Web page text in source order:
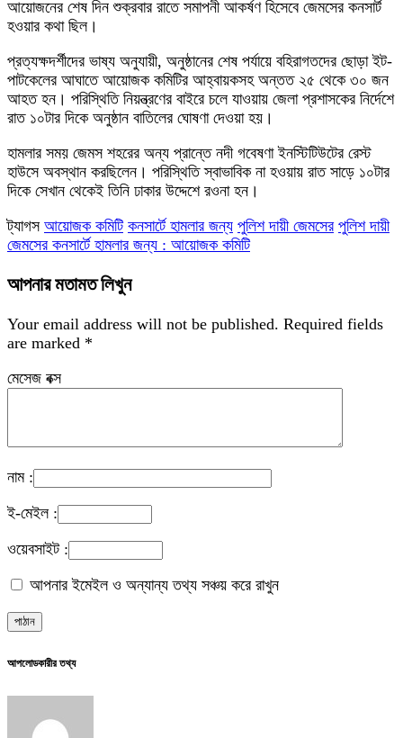
আয়োজনের শেষ দিন শুক্রবার রাতে সমাপনী আকর্ষণ হিসেবে জেমসের কনসার্ট
হওয়ার কথা ছিল।
প্রত্যক্ষদর্শীদের ভাষ্য অনুযায়ী, অনুষ্ঠানের শেষ পর্যায়ে বহিরাগতদের ছোড়া ইট-
পাটকেলের আঘাতে আয়োজক কমিটির আহ্বায়কসহ অন্তত ২৫ থেকে ৩০ জন
আহত হন। পরিস্থিতি নিয়ন্ত্রণের বাইরে চলে যাওয়ায় জেলা প্রশাসকের নির্দেশে
রাত ১০টার দিকে অনুষ্ঠান বাতিলের ঘোষণা দেওয়া হয়।
হামলার সময় জেমস শহরের অন্য প্রান্তে নদী গবেষণা ইনস্টিটিউটের রেস্ট
হাউসে অবস্থান করছিলেন। পরিস্থিতি স্বাভাবিক না হওয়ায় রাত সাড়ে ১০টার
দিকে সেখান থেকেই তিনি ঢাকার উদ্দেশে রওনা হন।
ট্যাগস আয়োজক কমিটি কনসার্টে হামলার জন্য পুলিশ দায়ী জেমসের পুলিশ দায়ী
জেমসের কনসার্টে হামলার জন্য : আয়োজক কমিটি
আপনার মতামত লিখুন
Your email address will not be published. Required fields
are marked *
মেসেজ বক্স
নাম :
ই-মেইল :
ওয়েবসাইট :
আপনার ইমেইল ও অন্যান্য তথ্য সঞ্চয় করে রাখুন
আপলোডকারীর তথ্য